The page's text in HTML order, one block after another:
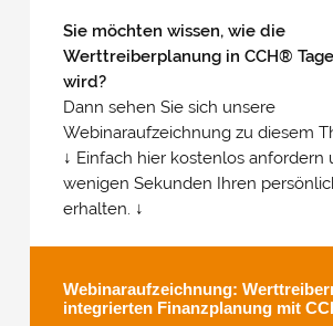
Sie möchten wissen, wie die
Werttreiberplanung in CCH®
wird?
Dann sehen Sie sich unsere
Webinaraufzeichnung zu diesem
↓ Einfach hier kostenlos anfordern
wenigen Sekunden Ihren
erhalten. ↓
Webinaraufzeichnung:
integrierten Finanzplanung mit